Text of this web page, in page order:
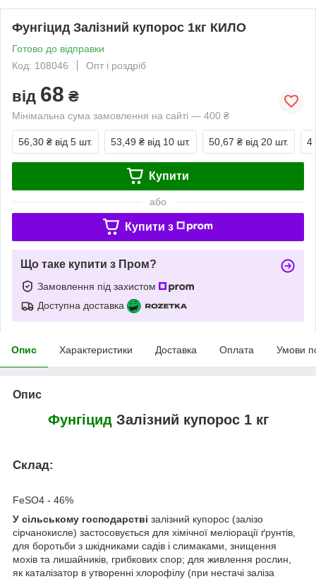
Фунгіцид Залізний купорос 1кг КИЛО
Готово до відправки
Код: 108046
Опт і роздріб
від 68 ₴
Мінімальна сума замовлення на сайті — 400 ₴
56,30 ₴ від 5 шт. 53,49 ₴ від 10 шт. 50,67 ₴ від 20 шт.
Купити
або
Купити з
Що таке купити з Пром?
Замовлення під захистом
Доступна доставка
Опис Характеристики Доставка Оплата Умови
Опис
ФунгіцидЗалізний купорос 1 кг
Склад:
FeSO4 - 46%
У сільському господарстві залізний купорос (залізо
сірчанокисле) застосовується для хімічної меліорації ґрунтів,
для боротьби з шкідниками садів і слимаками, знищення
мохів та лишайників, грибкових спор; для живлення рослин,
як каталізатор в утворенні хлорофілу (при нестачі заліза